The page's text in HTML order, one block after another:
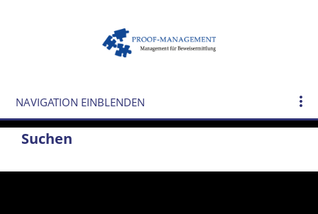
NAVIGATION EINBLENDEN
Suchen